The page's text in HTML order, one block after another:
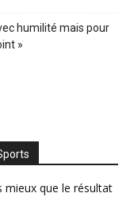
humilité mais pour
»
mieux que le résultat